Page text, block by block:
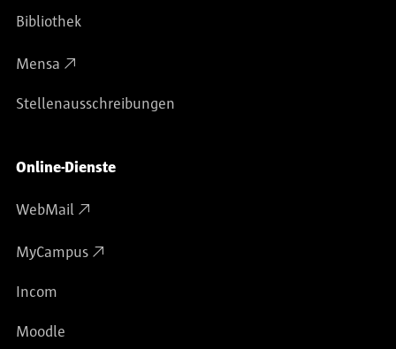
Bibliothek
Mensa
Stellenausschreibungen
Online-Dienste
WebMail
MyCampus
Incom
Moodle